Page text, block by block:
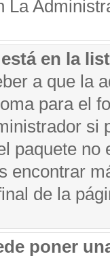
La
en la
a que la
para el
si
paquete
encontrar
de la
poner